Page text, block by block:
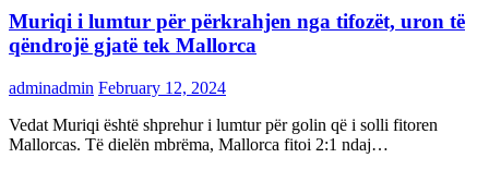
Muriqi i lumtur për përkrahjen nga tifozët, uron të
qëndrojë gjatë tek Mallorca
adminadmin February 12, 2024
Vedat Muriqi është shprehur i lumtur për golin që i solli fitoren
Mallorcas. Të dielën mbrëma, Mallorca fitoi 2:1 ndaj…